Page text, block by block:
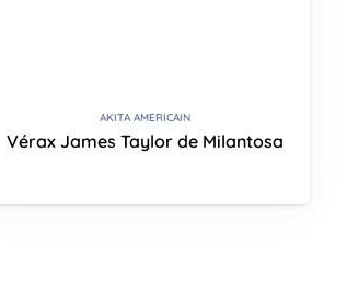
AKITA AMERICAIN
Vérax James Taylor de Milantosa